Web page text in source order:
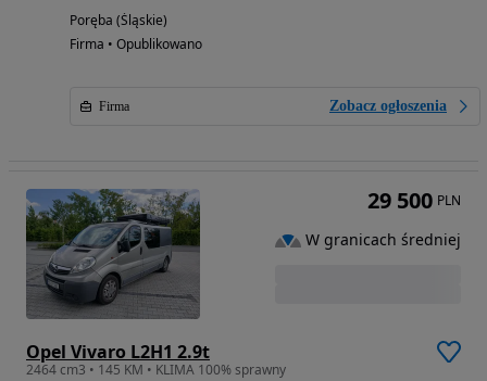
Poręba (Śląskie)
Firma • Opublikowano
Firma Zobacz ogłoszenia
Opel Vivaro L2H1 2.9t
2464 cm3 • 145 KM • KLIMA 100% sprawny
29 500 PLN
W granicach średniej